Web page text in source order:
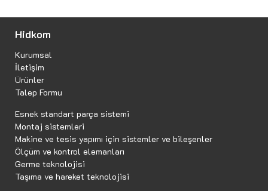
Hidkom
Kurumsal
İletişim
Ürünler
Talep Formu
Esnek standart parça sistemi
Montaj sistemleri
Makine ve tesis yapımı için sistemler ve bileşenler
Ölçüm ve kontrol elemanları
Germe teknolojisi
Taşıma ve hareket teknolojisi